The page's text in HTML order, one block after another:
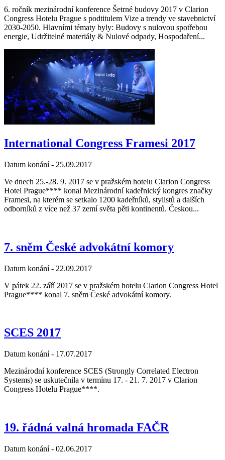
6. ročník mezinárodní konference Šetrné budovy 2017 v Clarion
Congress Hotelu Prague s podtitulem Vize a trendy ve stavebnictví
2030-2050. Hlavními tématy byly: Budovy s nulovou spotřebou
energie, Udržitelné materiály & Nulové odpady, Hospodaření...
International Congress Framesi 2017
Datum konání - 25.09.2017
Ve dnech 25.-28. 9. 2017 se v pražském hotelu Clarion Congress
Hotel Prague**** konal Mezinárodní kadeřnický kongres značky
Framesi, na kterém se setkalo 1200 kadeřníků, stylistů a dalších
odborníků z více než 37 zemí světa pěti kontinentů. Českou...
7. sněm České advokátní komory
Datum konání - 22.09.2017
V pátek 22. září 2017 se v pražském hotelu Clarion Congress Hotel
Prague**** konal 7. sněm České advokátní komory.
SCES 2017
Datum konání - 17.07.2017
Mezinárodní konference SCES (Strongly Correlated Electron
Systems) se uskutečnila v termínu 17. - 21. 7. 2017 v Clarion
Congress Hotelu Prague****.
19. řádná valná hromada FAČR
Datum konání - 02.06.2017